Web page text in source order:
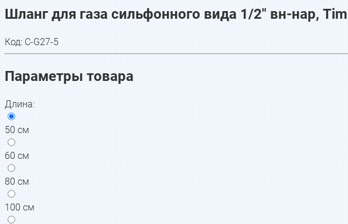
Шланг для газа сильфонного вида 1/2" вн-нар, Tim
Код:C-G27-5
Параметры товара
Длина:
50 см
60 см
80 см
100 см